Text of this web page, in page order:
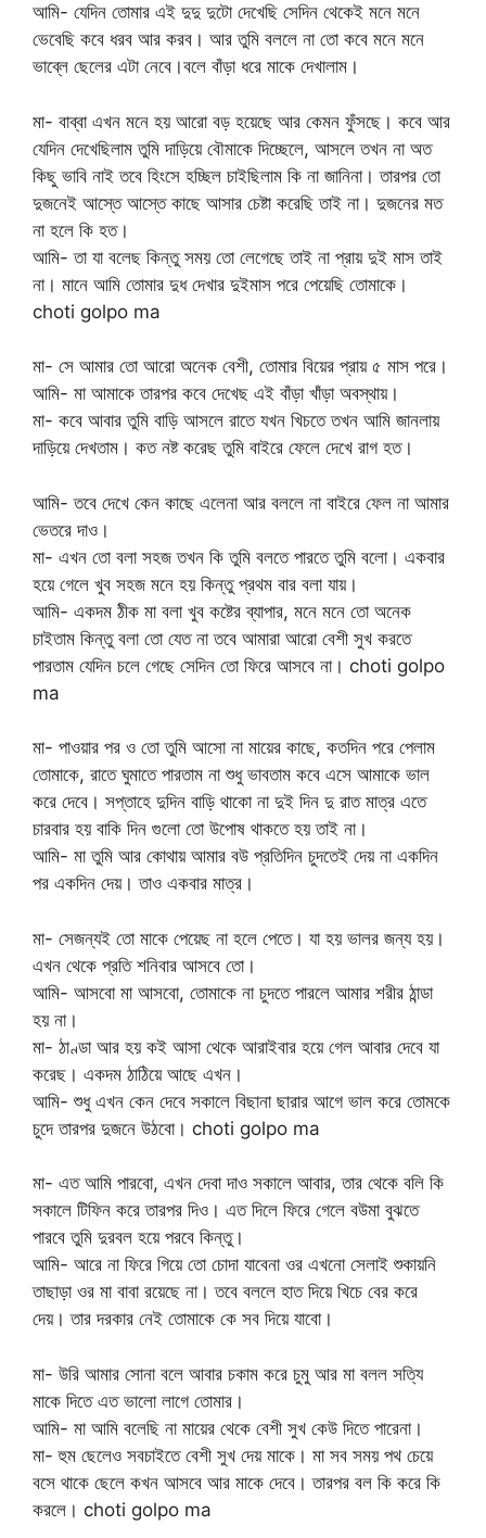
আমি- যেদিন তোমার এই দুদু দুটো দেখেছি সেদিন থেকেই মনে মনে
ভেবেছি কবে ধরব আর করব। আর তুমি বললে না তো কবে মনে মনে
ভাব্লে ছেলের এটা নেবে।বলে বাঁড়া ধরে মাকে দেখালাম।
মা- বাব্বা এখন মনে হয় আরো বড় হয়েছে আর কেমন ফুঁসছে। কবে আর
যেদিন দেখেছিলাম তুমি দাড়িয়ে বৌমাকে দিচ্ছেলে, আসলে তখন না অত
কিছু ভাবি নাই তবে হিংসে হচ্ছিল চাইছিলাম কি না জানিনা। তারপর তো
দুজনেই আস্তে আস্তে কাছে আসার চেষ্টা করেছি তাই না। দুজনের মত
না হলে কি হত।
আমি- তা যা বলেছ কিন্তু সময় তো লেগেছে তাই না প্রায় দুই মাস তাই
না। মানে আমি তোমার দুধ দেখার দুইমাস পরে পেয়েছি তোমাকে।
choti golpo ma
মা- সে আমার তো আরো অনেক বেশী, তোমার বিয়ের প্রায় ৫ মাস পরে।
আমি- মা আমাকে তারপর কবে দেখেছ এই বাঁড়া খাঁড়া অবস্থায়।
মা- কবে আবার তুমি বাড়ি আসলে রাতে যখন খিচতে তখন আমি জানলায়
দাড়িয়ে দেখতাম। কত নষ্ট করেছ তুমি বাইরে ফেলে দেখে রাগ হত।
আমি- তবে দেখে কেন কাছে এলেনা আর বললে না বাইরে ফেল না আমার
ভেতরে দাও।
মা- এখন তো বলা সহজ তখন কি তুমি বলতে পারতে তুমি বলো। একবার
হয়ে গেলে খুব সহজ মনে হয় কিন্তু প্রথম বার বলা যায়।
আমি- একদম ঠীক মা বলা খুব কষ্টের ব্যাপার, মনে মনে তো অনেক
চাইতাম কিন্তু বলা তো যেত না তবে আমারা আরো বেশী সুখ করতে
পারতাম যেদিন চলে গেছে সেদিন তো ফিরে আসবে না। choti golpo
ma
মা- পাওয়ার পর ও তো তুমি আসো না মায়ের কাছে, কতদিন পরে পেলাম
তোমাকে, রাতে ঘুমাতে পারতাম না শুধু ভাবতাম কবে এসে আমাকে ভাল
করে দেবে। সপ্তাহে দুদিন বাড়ি থাকো না দুই দিন দু রাত মাত্র এতে
চারবার হয় বাকি দিন গুলো তো উপোষ থাকতে হয় তাই না।
আমি- মা তুমি আর কোথায় আমার বউ প্রতিদিন চুদতেই দেয় না একদিন
পর একদিন দেয়। তাও একবার মাত্র।
মা- সেজন্যই তো মাকে পেয়েছ না হলে পেতে। যা হয় ভালর জন্য হয়।
এখন থেকে প্রতি শনিবার আসবে তো।
আমি- আসবো মা আসবো, তোমাকে না চুদতে পারলে আমার শরীর ঠান্ডা
হয় না।
মা- ঠাণ্ডা আর হয় কই আসা থেকে আরাইবার হয়ে গেল আবার দেবে যা
করেছ। একদম ঠাঠিয়ে আছে এখন।
আমি- শুধু এখন কেন দেবে সকালে বিছানা ছারার আগে ভাল করে তোমকে
চুদে তারপর দুজনে উঠবো। choti golpo ma
মা- এত আমি পারবো, এখন দেবা দাও সকালে আবার, তার থেকে বলি কি
সকালে টিফিন করে তারপর দিও। এত দিলে ফিরে গেলে বউমা বুঝতে
পারবে তুমি দুরবল হয়ে পরবে কিন্তু।
আমি- আরে না ফিরে গিয়ে তো চোদা যাবেনা ওর এখনো সেলাই শুকায়নি
তাছাড়া ওর মা বাবা রয়েছে না। তবে বললে হাত দিয়ে খিচে বের করে
দেয়। তার দরকার নেই তোমাকে কে সব দিয়ে যাবো।
মা- উরি আমার সোনা বলে আবার চকাম করে চুমু আর মা বলল সত্যি
মাকে দিতে এত ভালো লাগে তোমার।
আমি- মা আমি বলেছি না মায়ের থেকে বেশী সুখ কেউ দিতে পারেনা।
মা- হুম ছেলেও সবচাইতে বেশী সুখ দেয় মাকে। মা সব সময় পথ চেয়ে
বসে থাকে ছেলে কখন আসবে আর মাকে দেবে। তারপর বল কি করে কি
করলে। choti golpo ma